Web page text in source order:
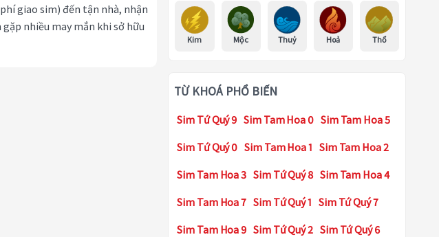
giao sim) đến tận nhà, nhận
nhiều may mắn khi sở hữu
Kim Mộc Thuỷ Hoả Thổ
TỪ KHOÁ PHỔ BIẾN
Sim Tứ Quý 9 Sim Tam Hoa 0 Sim Tam Hoa 5
Sim Tứ Quý 0 Sim Tam Hoa 1 Sim Tam Hoa 2
Sim Tam Hoa 3 Sim Tứ Quý 8 Sim Tam Hoa 4
Sim Tam Hoa 7 Sim Tứ Quý 1 Sim Tứ Quý 7
Sim Tam Hoa 9 Sim Tứ Quý 2 Sim Tứ Quý 6